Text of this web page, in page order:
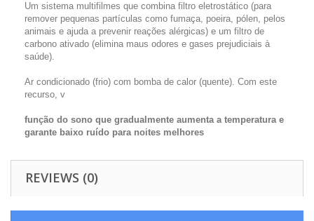
Um sistema multifilmes que combina filtro eletrostático (para
remover pequenas partículas como fumaça, poeira, pólen, pelos
animais e ajuda a prevenir reações alérgicas) e um filtro de
carbono ativado (elimina maus odores e gases prejudiciais à
saúde).
Ar condicionado (frio) com bomba de calor (quente). Com este
recurso, v
função do sono que gradualmente aumenta a temperatura e
garante baixo ruído para noites melhores
REVIEWS (0)